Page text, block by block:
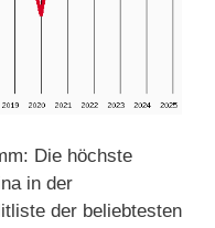
Die höchste
in der
der beliebtesten